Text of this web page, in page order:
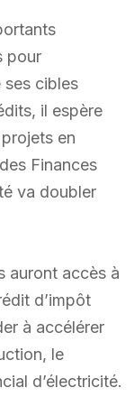
pour
ses cibles
il espère
en
Finances
va doubler
auront accès à
d’impôt
à accélérer
le
d’électricité.